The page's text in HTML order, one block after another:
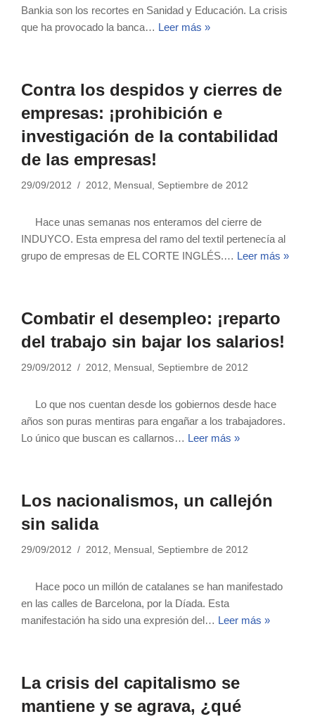
Bankia son los recortes en Sanidad y Educación. La crisis
que ha provocado la banca… Leer más »
Contra los despidos y cierres de
empresas: ¡prohibición e
investigación de la contabilidad
de las empresas!
29/09/2012 2012, Mensual , Septiembre de 2012
Hace unas semanas nos enteramos del cierre de
INDUYCO. Esta empresa del ramo del textil pertenecía al
grupo de empresas de EL CORTE INGLÉS.… Leer más »
Combatir el desempleo: ¡reparto
del trabajo sin bajar los salarios!
29/09/2012 2012, Mensual , Septiembre de 2012
Lo que nos cuentan desde los gobiernos desde hace
años son puras mentiras para engañar a los trabajadores.
Lo único que buscan es callarnos… Leer más »
Los nacionalismos, un callejón
sin salida
29/09/2012 2012, Mensual , Septiembre de 2012
Hace poco un millón de catalanes se han manifestado
en las calles de Barcelona, por la Díada. Esta
manifestación ha sido una expresión del… Leer más »
La crisis del capitalismo se
mantiene y se agrava, ¿qué